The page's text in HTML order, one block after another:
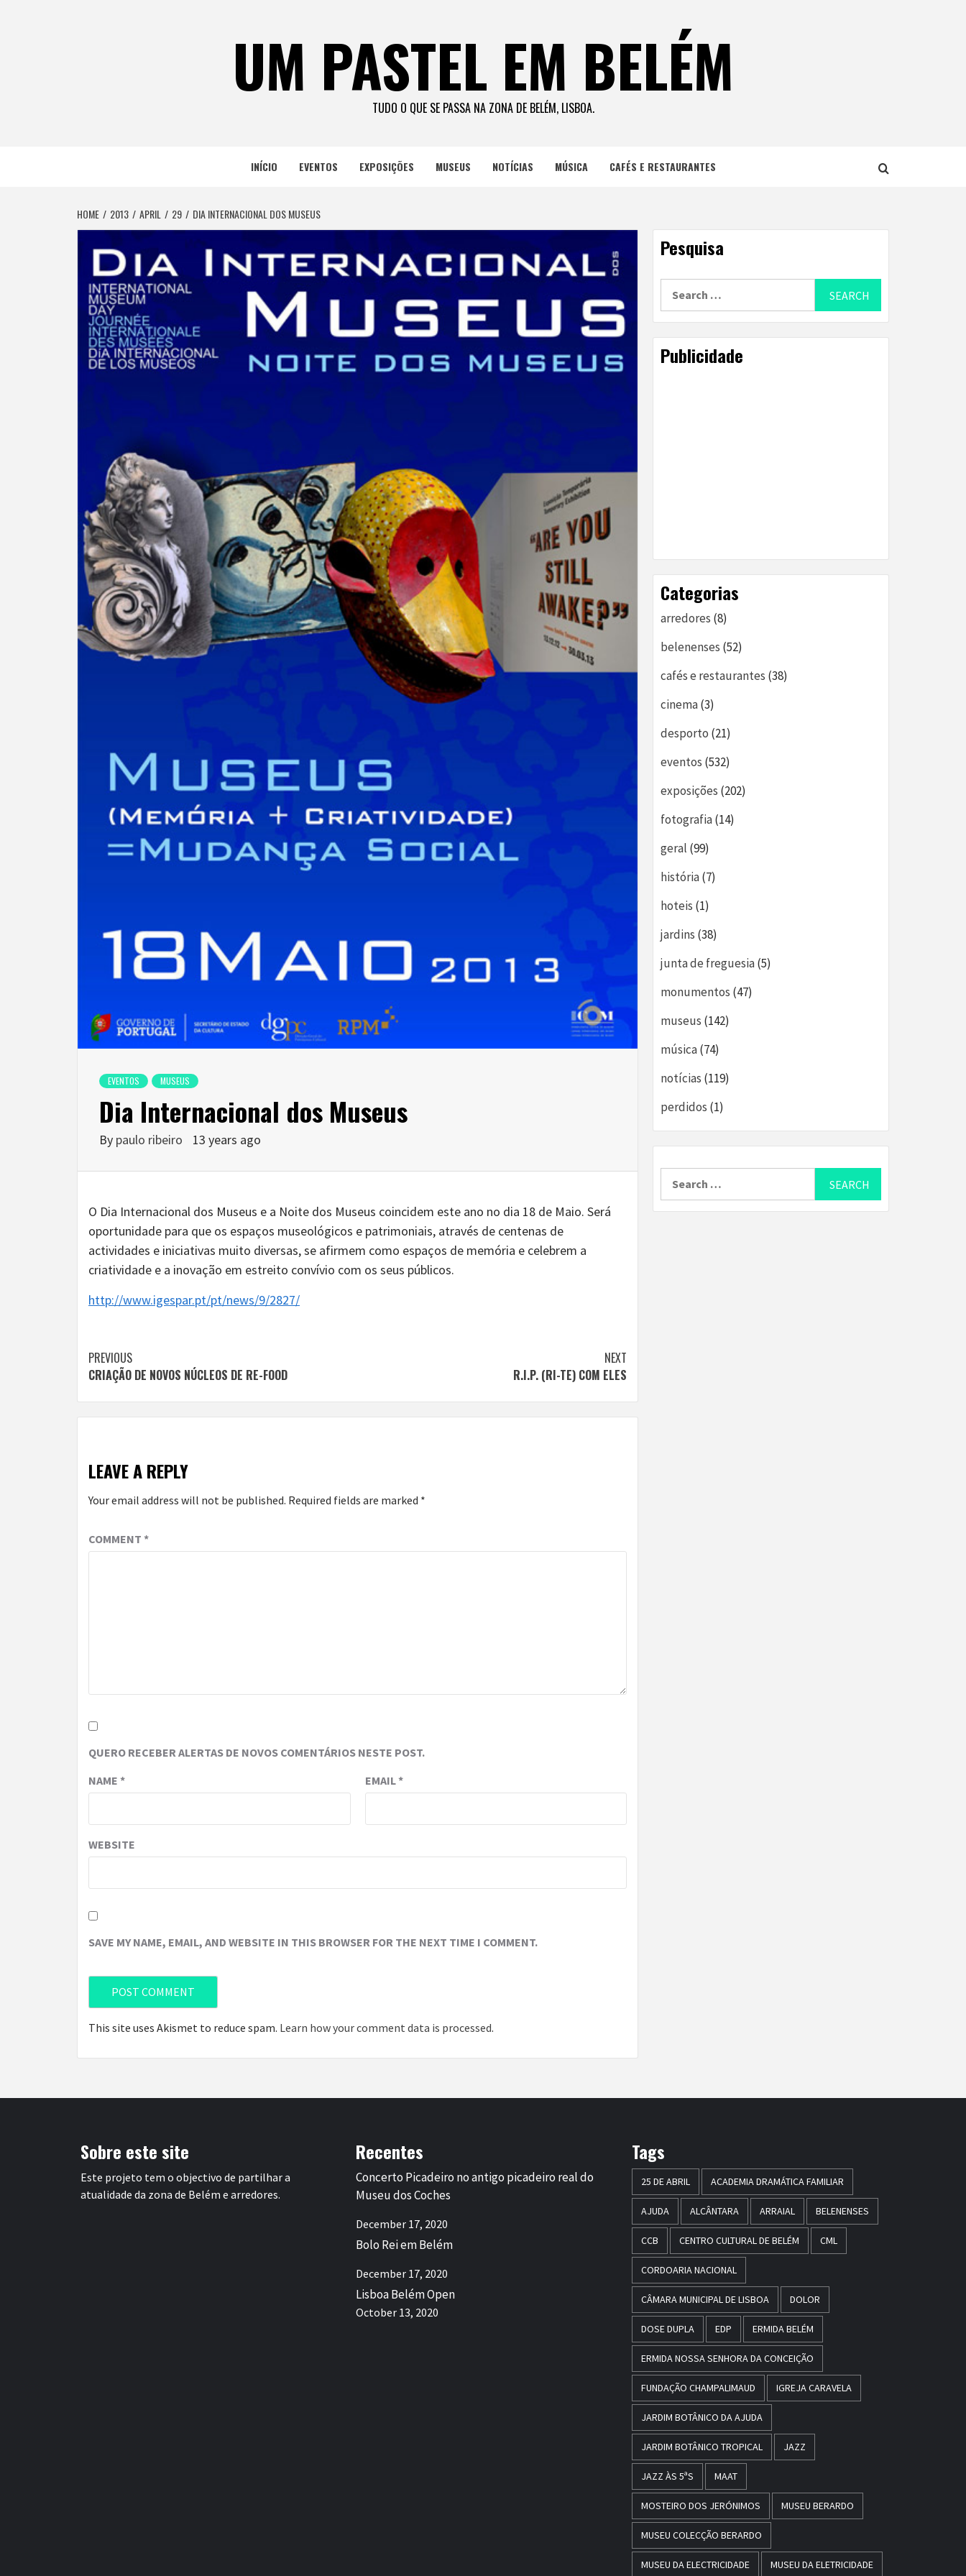
UM PASTEL EM BELÉM
TUDO O QUE SE PASSA NA ZONA DE BELÉM, LISBOA.
INÍCIO EVENTOS EXPOSIÇÕES MUSEUS NOTÍCIAS MÚSICA CAFÉS E RESTAURANTES
HOME 2013 APRIL 29 DIA INTERNACIONAL DOS MUSEUS
EVENTOS MUSEUS
Dia Internacional dos Museus
By paulo ribeiro 13 years ago
O Dia Internacional dos Museus e a Noite dos Museus coincidem este ano no dia 18 de Maio. Será
oportunidade para que os espaços museológicos e patrimoniais, através de centenas de
actividades e iniciativas muito diversas, se afirmem como espaços de memória e celebrem a
criatividade e a inovação em estreito convívio com os seus públicos.
http://www.igespar.pt/pt/news/9/2827/
Continue
Reading
PREVIOUS
CRIAÇÃO DE NOVOS NÚCLEOS DE RE-FOOD
NEXT
R.I.P. (RI-TE) COM ELES
LEAVE A REPLY
Your email address will not be published. Required fields are marked *
COMMENT *
QUERO RECEBER ALERTAS DE NOVOS COMENTÁRIOS NESTE POST.
NAME * EMAIL*
WEBSITE
SAVE MY NAME, EMAIL, AND WEBSITE IN THIS BROWSER FOR THE NEXT TIME I COMMENT.
This site uses Akismet to reduce spam. Learn how your comment data is processed.
Pesquisa
Publicidade
Categorias
arredores (8)
belenenses (52)
cafés e restaurantes (38)
cinema(3)
desporto (21)
eventos (532)
exposições (202)
fotografia(14)
geral (99)
história(7)
hoteis (1)
jardins (38)
junta de freguesia(5)
monumentos (47)
museus (142)
música(74)
notícias (119)
perdidos (1)
Sobre este site
Este projeto tem o objectivo de partilhar a
atualidade da zona de Belém e arredores.
Recentes
Concerto Picadeiro no antigo picadeiro real do
Museu dos Coches
December 17, 2020
Bolo Rei em Belém
December 17, 2020
Lisboa Belém Open
October 13, 2020
Tags
25 DE ABRIL ACADEMIA DRAMÁTICA FAMILIAR
AJUDA ALCÂNTARA ARRAIAL BELENENSES
CCB CENTRO CULTURAL DE BELÉM CML
CORDOARIA NACIONAL
CÂMARA MUNICIPAL DE LISBOA DOLOR
DOSE DUPLA EDP ERMIDA BELÉM
ERMIDA NOSSA SENHORA DA CONCEIÇÃO
FUNDAÇÃO CHAMPALIMAUD IGREJA CARAVELA
JARDIM BOTÂNICO DA AJUDA
JARDIM BOTÂNICO TROPICAL JAZZ
JAZZ ÀS 5ªS MAAT
MOSTEIRO DOS JERÓNIMOS MUSEU BERARDO
MUSEU COLECÇÃO BERARDO
MUSEU DA ELECTRICIDADE MUSEU DA ELETRICIDADE